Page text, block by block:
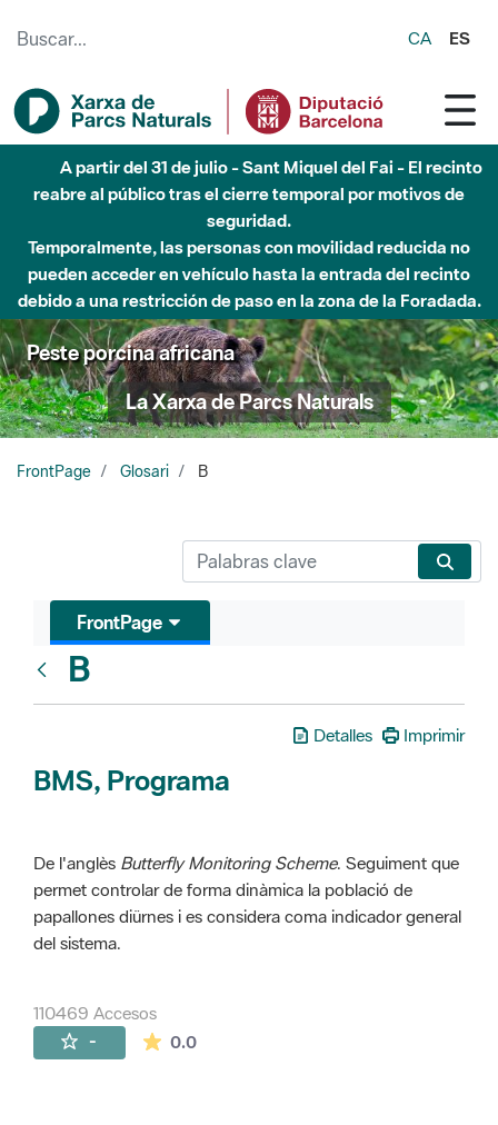
CA ES
A partir del 31 de julio - Sant Miquel del Fai - El recinto
reabre al público tras el cierre temporal por motivos de
seguridad.
Temporalmente, las personas con movilidad reducida no
pueden acceder en vehículo hasta la entrada del recinto
debido a una restricción de paso en la zona de la Foradada.
Peste porcina africana
La Xarxa de Parcs Naturals
FrontPage Glosari B
FrontPage
B
Detalles Imprimir
BMS, Programa
De l'anglès Butterfly Monitoring Scheme. Seguiment que
permet controlar de forma dinàmica la població de
papallones diürnes i es considera coma indicador general
del sistema.
110469 Accesos
- 0.0La valoración media es de 0 estrellas de